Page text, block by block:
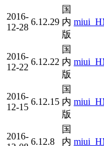
2016-
12-28
6.12.29
国
内
版
2016-
12-22
6.12.22
国
内
版
2016-
12-15
6.12.15
国
内
版
2016-
6.12.8
国
内